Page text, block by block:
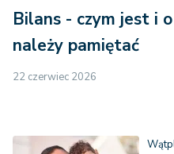
Bilans - czym jest i
należy pamiętać
22 czerwiec 2026